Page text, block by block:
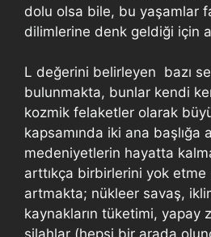
dolu olsa bile, bu yaşamlar
dilimlerine denk geldiği için
L değerini belirleyen bazı
bulunmakta, bunlar kendi
kozmik felaketler olarak
kapsamında iki ana başlığa
medeniyetlerin hayatta
arttıkça birbirlerini yok
artmakta; nükleer savaş,
kaynakların tüketimi, yapay